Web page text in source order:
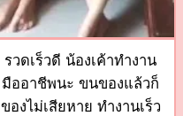
รวดเร็วดี น้องเค้าทำงาน
มืออาชีพนะ ขนของแล้วก็
ของไม่เสียหาย ทำงานเร็ว